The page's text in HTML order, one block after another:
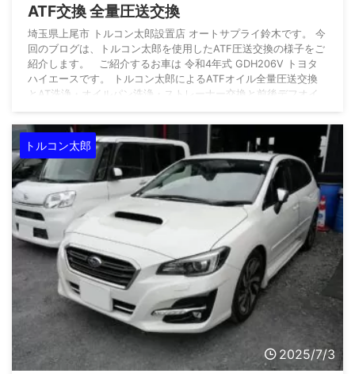
ATF交換 全量圧送交換
埼玉県上尾市 トルコン太郎設置店 オートサプライ鈴木です。 今
回のブログは、トルコン太郎を使用したATF圧送交換の様子をご
紹介します。 ご紹介するお車は 令和4年式 GDH206V トヨタ
ハイエースです。 トルコン太郎によるATFオイル全量圧送交換
とAT洗浄・オイルパン洗浄・ストレーナー交換と前後デフオイ
鈴木のトルコン太郎施工のため、埼玉県内よりご入庫いただきま
した。 数あるトルコン太郎設置店の中から、オートサプライ鈴
...
トルコン太郎
2025/7/3